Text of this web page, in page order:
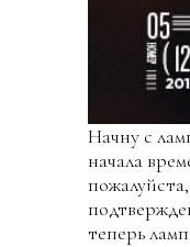
Начну с
начала
теперь